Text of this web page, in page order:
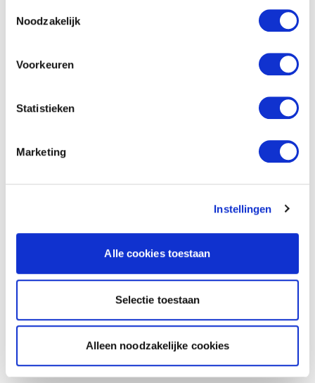
Noodzakelijk
Voorkeuren
Statistieken
Marketing
Instellingen
Alle cookies toestaan
Selectie toestaan
Alleen noodzakelijke cookies